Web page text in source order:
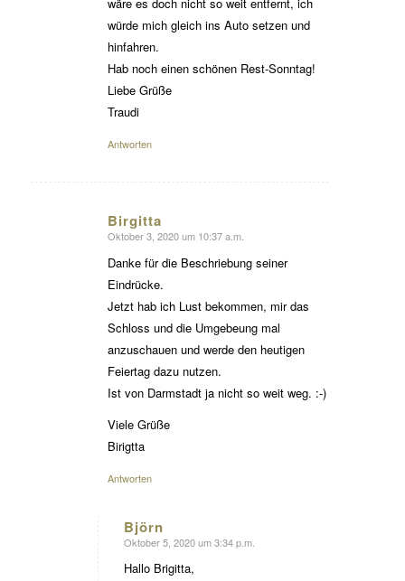
wäre es doch nicht so weit entfernt, ich
würde mich gleich ins Auto setzen und
hinfahren.
Hab noch einen schönen Rest-Sonntag!
Liebe Grüße
Traudi
Antworten
Birgitta
sagte:
Oktober 3, 2020 um 10:37 a.m.
Danke für die Beschriebung seiner
Eindrücke.
Jetzt hab ich Lust bekommen, mir das
Schloss und die Umgebeung mal
anzuschauen und werde den heutigen
Feiertag dazu nutzen.
Ist von Darmstadt ja nicht so weit weg. :-)
Viele Grüße
Birigtta
Antworten
Björn
sagte:
Oktober 5, 2020 um 3:34 p.m.
Hallo Brigitta,